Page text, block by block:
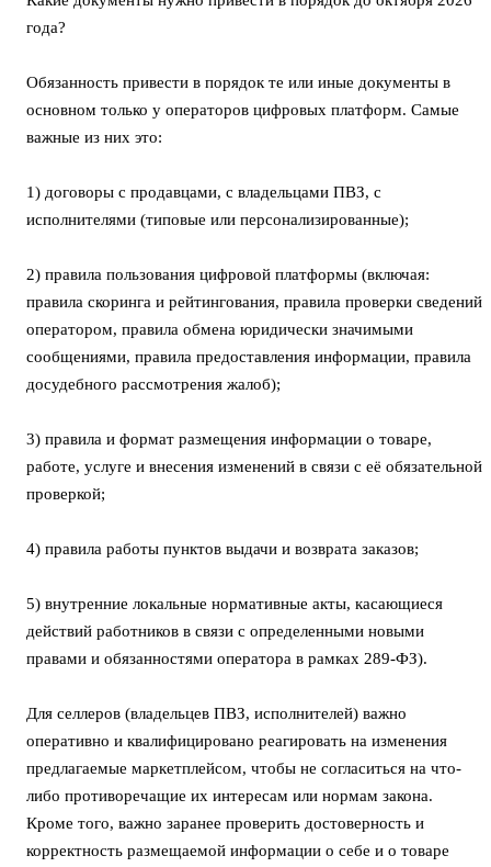
года?
Обязанность привести в порядок те или иные документы в
основном только у операторов цифровых платформ. Самые
важные из них это:
1) договоры с продавцами, с владельцами ПВЗ, с
исполнителями (типовые или персонализированные);
2) правила пользования цифровой платформы (включая:
правила скоринга и рейтингования, правила проверки сведений
оператором, правила обмена юридически значимыми
сообщениями, правила предоставления информации, правила
досудебного рассмотрения жалоб);
3) правила и формат размещения информации о товаре,
работе, услуге и внесения изменений в связи с её обязательной
проверкой;
4) правила работы пунктов выдачи и возврата заказов;
5) внутренние локальные нормативные акты, касающиеся
действий работников в связи с определенными новыми
правами и обязанностями оператора в рамках 289-ФЗ).
Для селлеров (владельцев ПВЗ, исполнителей) важно
оперативно и квалифицировано реагировать на изменения
предлагаемые маркетплейсом, чтобы не согласиться на что-
либо противоречащие их интересам или нормам закона.
Кроме того, важно заранее проверить достоверность и
корректность размещаемой информации о себе и о товаре